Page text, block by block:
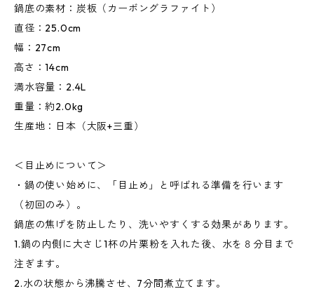
鍋底の素材：炭板（カーボングラファイト）
直径：25.0cm
幅：27cm
高さ：14cm
満水容量：2.4L
重量：約2.0kg
生産地：日本（大阪+三重）
＜目止めについて＞
・鍋の使い始めに、「目止め」と呼ばれる準備を行います
（初回のみ）。
鍋底の焦げを防止したり、洗いやすくする効果があります。
1.鍋の内側に大さじ1杯の片栗粉を入れた後、水を８分目まで
注ぎます。
2.水の状態から沸騰させ、7分間煮立てます。